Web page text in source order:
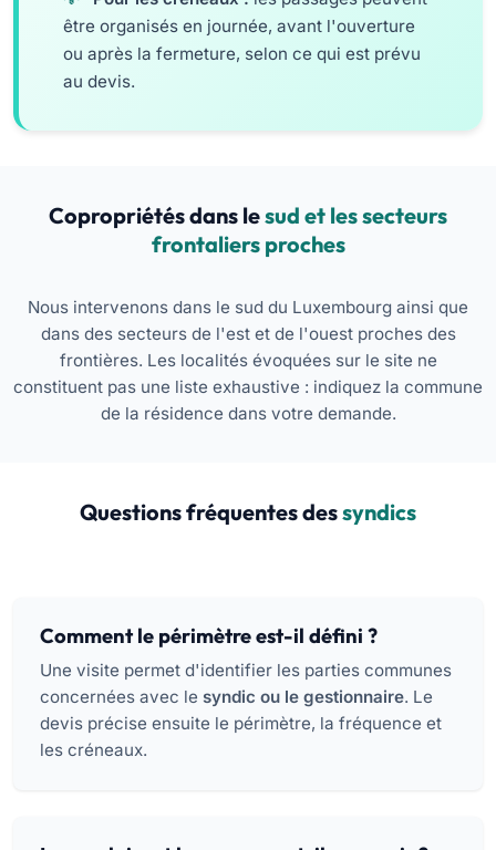
être organisés en journée, avant l'ouverture
ou après la fermeture, selon ce qui est prévu
au devis.
Copropriétés dans lesud et les secteurs
frontaliers proches
Nous intervenons dans le sud du Luxembourg ainsi que
dans des secteurs de l'est et de l'ouest proches des
frontières. Les localités évoquées sur le site ne
constituent pas une liste exhaustive : indiquez la commune
de la résidence dans votre demande.
Questions fréquentes dessyndics
Comment le périmètre est-il défini ?
Une visite permet d'identifier les parties communes
concernées avec le syndic ou le gestionnaire. Le
devis précise ensuite le périmètre, la fréquence et
les créneaux.